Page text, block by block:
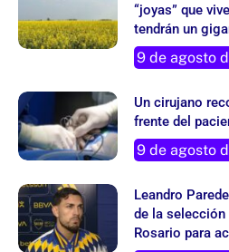
“joyas” que
tendrán un
9 de agosto
Un cirujano
frente del
9 de agosto
Leandro
de la selección
Rosario para